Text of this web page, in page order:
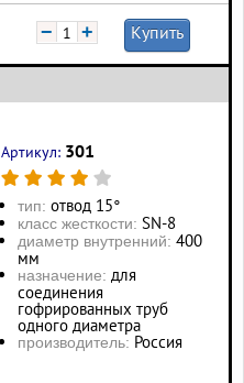
− + Купить
Артикул: 301
тип: отвод 15°
класс жесткости: SN-8
диаметр внутренний: 400
мм
назначение: для
соединения
гофрированных труб
одного диаметра
производитель: Россия